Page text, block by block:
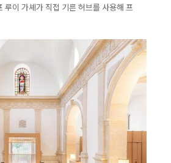
루이 가셰가 직접 기른 허브를 사용해 프